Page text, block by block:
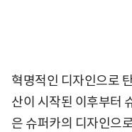
혁명적인 디자인으로
산이 시작된 이후부터
은 슈퍼카의 디자인으